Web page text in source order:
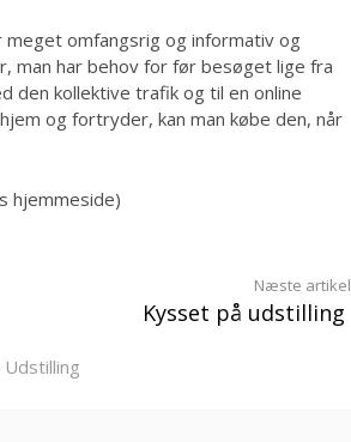
omfangsrig og informativ og
man har behov for før besøget lige fra
den kollektive trafik og til en online
og fortryder, kan man købe den, når
hjemmeside)
Næste artikel
Kysset på udstilling
Udstilling